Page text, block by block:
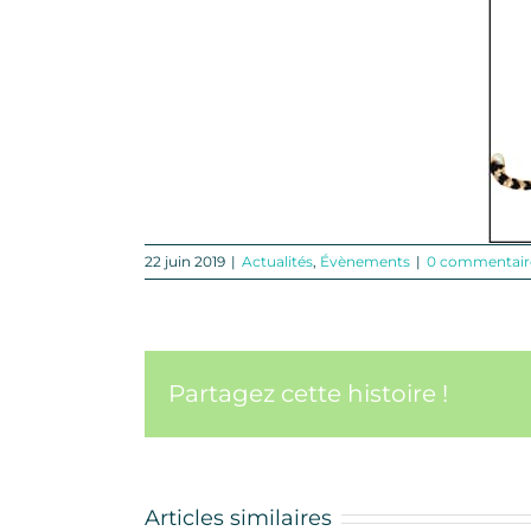
22 juin 2019 | Actualités, Évènements | 0
Partagez cette histoire !
Articles similaires